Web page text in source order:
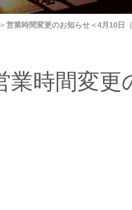
> 営業時間変更のお知らせ＜4月10日
業時間変更